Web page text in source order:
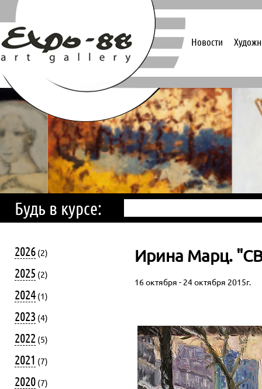
Новости
Будь в курсе:
2026 (2)
2025 (2)
2024 (1)
2023 (4)
2022 (5)
2021 (7)
2020 (7)
Ирина Марц.
16 октября - 24 октября 2015г.